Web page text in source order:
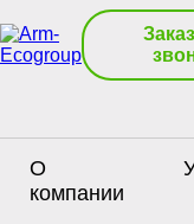
О
компании